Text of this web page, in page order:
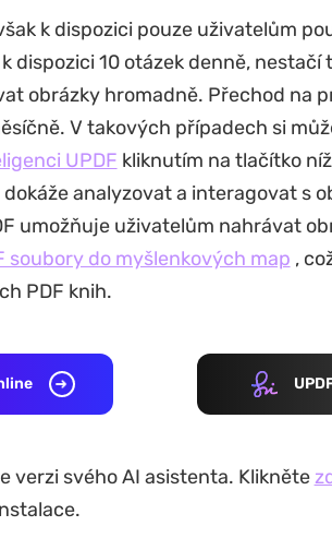
k dispozici pouze uživatelům
dispozici 10 otázek denně, nestačí
obrázky hromadně. Přechod na
V takových případech si
UPDF kliknutím na tlačítko
analyzovat a interagovat s
umožňuje uživatelům nahrávat
soubory do myšlenkových map ,
PDF knih.
verzi svého AI asistenta. Klikněte